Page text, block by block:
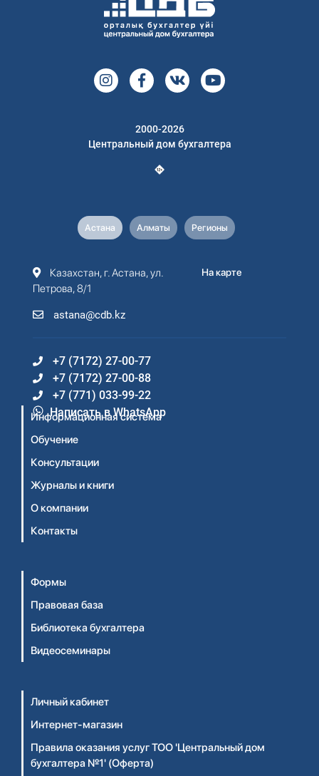
2000-2026
Центральный дом бухгалтера
Астана Алматы Регионы
Казахстан, г. Астана, ул.
Петрова, 8/1
astana@cdb.kz
На карте
+7 (7172) 27-00-77
+7 (7172) 27-00-88
+7 (771) 033-99-22
Написать в WhatsApp
Информационная система
Обучение
Консультации
Журналы и книги
О компании
Контакты
Формы
Правовая база
Библиотека бухгалтера
Видеосеминары
Личный кабинет
Интернет-магазин
Правила оказания услуг ТОО 'Центральный дом
бухгалтера №1' (Оферта)